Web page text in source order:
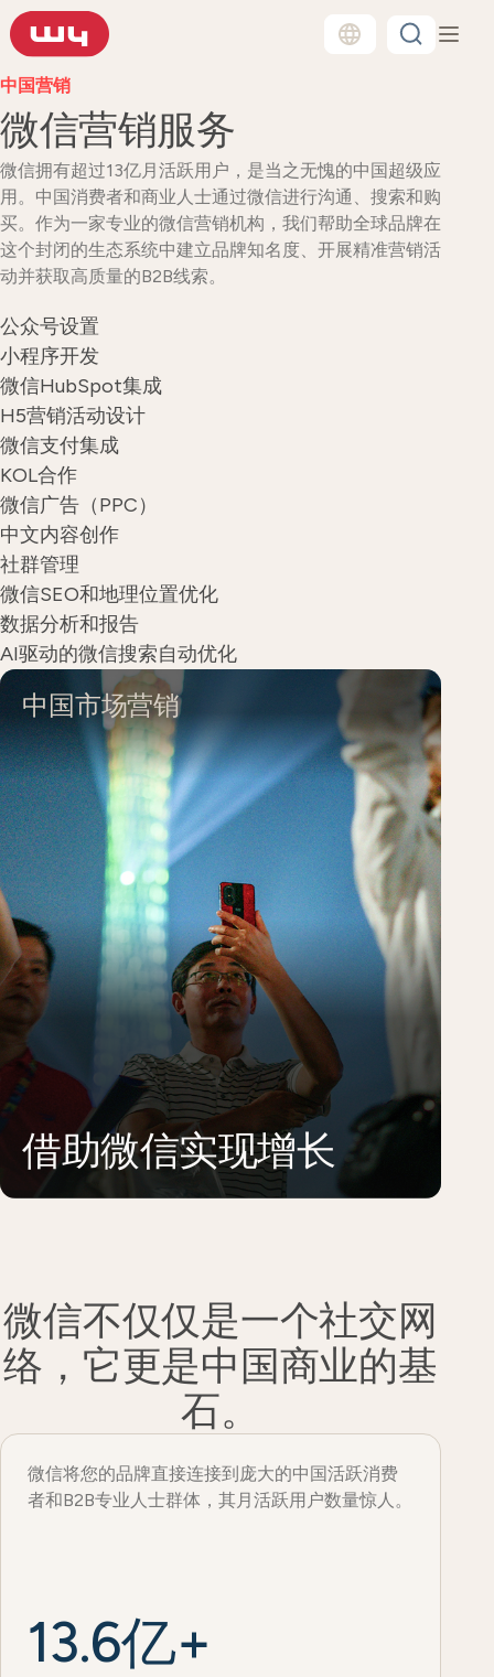
中国营销
微信营销服务
微信拥有超过13亿月活跃用户，是当之无愧的中国超级应
用。中国消费者和商业人士通过微信进行沟通、搜索和购
买。作为一家专业的微信营销机构，我们帮助全球品牌在
这个封闭的生态系统中建立品牌知名度、开展精准营销活
动并获取高质量的B2B线索。
公众号设置
小程序开发
微信HubSpot集成
H5营销活动设计
微信支付集成
KOL合作
微信广告（PPC）
中文内容创作
社群管理
微信SEO和地理位置优化
数据分析和报告
AI驱动的微信搜索自动优化
中国市场营销
借助微信实现增长
微信不仅仅是一个社交网
络，它更是中国商业的基
石。
微信将您的品牌直接连接到庞大的中国活跃消费
者和B2B专业人士群体，其月活跃用户数量惊人。
13.6亿+